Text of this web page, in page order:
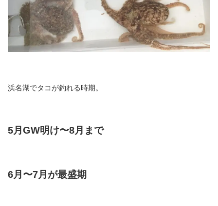
浜名湖でタコが釣れる時期。
5月GW明け〜8月まで
6月〜7月が最盛期